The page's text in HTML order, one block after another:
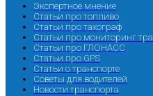
Экспертное мнение
Статьи про топливо
Статьи про тахограф
Статьи про мониторинг
Статьи про ГЛОНАСС
Статьи про GPS
Статьи о транспорте
Советы для водителей
Новости транспорта